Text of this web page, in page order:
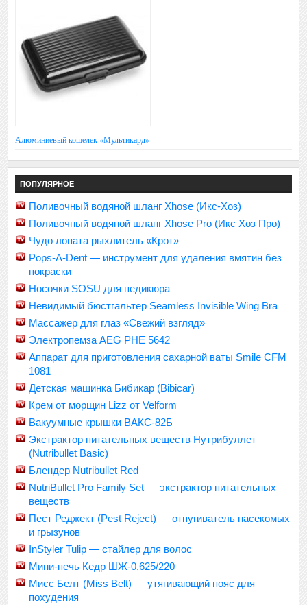
Алюминиевый кошелек «Мультикард»
ПОПУЛЯРНОЕ
Поливочный водяной шланг Xhose (Икс-Хоз)
Поливочный водяной шланг Xhose Pro (Икс Хоз Про)
Чудо лопата рыхлитель «Крот»
Pops-A-Dent — инструмент для удаления вмятин без
покраски
Носочки SOSU для педикюра
Невидимый бюстгальтер Seamless Invisible Wing Bra
Массажер для глаз «Свежий взгляд»
Электропемза AEG PHE 5642
Аппарат для приготовления сахарной ваты Smile CFM
1081
Детская машинка Бибикар (Bibicar)
Крем от морщин Lizz от Velform
Вакуумные крышки ВАКС-82Б
Экстрактор питательных веществ Нутрибуллет
(Nutribullet Basic)
Блендер Nutribullet Red
NutriBullet Pro Family Set — экстрактор питательных
веществ
Пест Реджект (Pest Reject) — отпугиватель насекомых
и грызунов
InStyler Tulip — стайлер для волос
Мини-печь Кедр ШЖ-0,625/220
Мисс Белт (Miss Belt) — утягивающий пояс для
похудения